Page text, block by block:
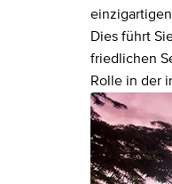
Dies führt
friedlichen
Rolle in der